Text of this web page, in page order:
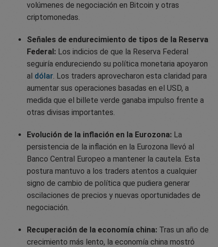
volúmenes de negociación en Bitcoin y otras
criptomonedas.
Señales de endurecimiento de tipos de la Reserva
Federal: Los indicios de que la Reserva Federal
seguiría endureciendo su política monetaria apoyaron
al dólar. Los traders aprovecharon esta claridad para
aumentar sus operaciones basadas en el USD, a
medida que el billete verde ganaba impulso frente a
otras divisas importantes.
Evolución de la inflación en la Eurozona: La
persistencia de la inflación en la Eurozona llevó al
Banco Central Europeo a mantener la cautela. Esta
postura mantuvo a los traders atentos a cualquier
signo de cambio de política que pudiera generar
oscilaciones de precios y nuevas oportunidades de
negociación.
Recuperación de la economía china: Tras un año de
crecimiento más lento, la economía china mostró